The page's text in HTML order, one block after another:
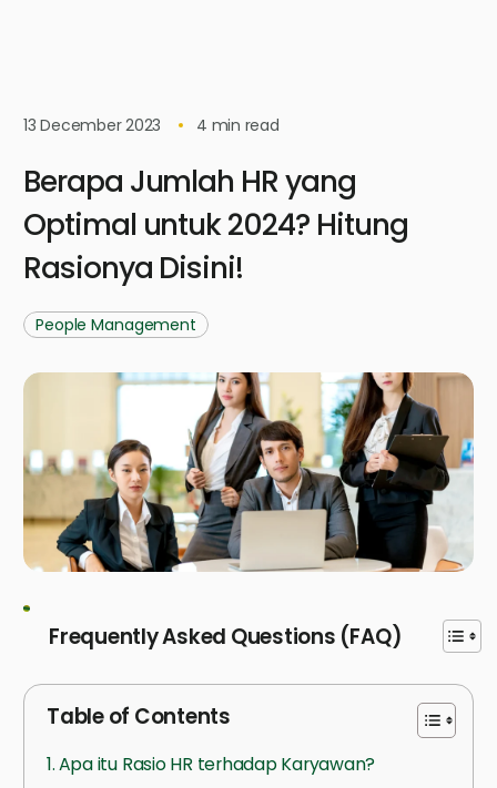
13 December 2023 4 min read
Berapa Jumlah HR yang
Optimal untuk 2024? Hitung
Rasionya Disini!
People Management
Frequently Asked Questions (FAQ)
Table of Contents
Apa itu Rasio HR terhadap Karyawan?